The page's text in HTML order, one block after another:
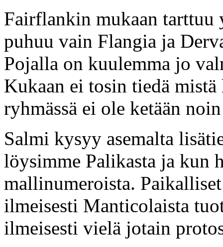
Fairflankin mukaan
puhuu vain Flangia ja
Pojalla on kuulemma jo
Kukaan ei tosin tiedä mistä
ryhmässä ei ole ketään
Salmi kysyy asemalta
löysimme Palikasta ja kun
mallinumeroista.
ilmeisesti Manticolaista
ilmeisesti vielä jotain